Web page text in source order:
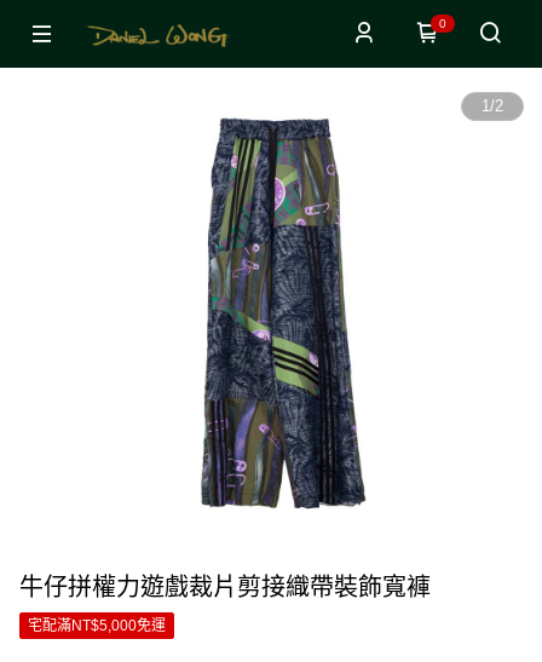
0
1/2
牛仔拼權力遊戲裁片剪接織帶裝飾寬褲
宅配滿NT$5,000免運